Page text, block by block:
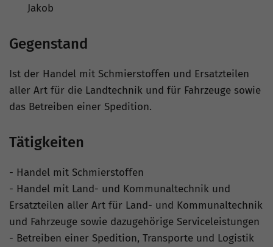
Jakob
Gegenstand
Ist der Handel mit Schmierstoffen und Ersatzteilen
aller Art für die Landtechnik und für Fahrzeuge sowie
das Betreiben einer Spedition.
Tätigkeiten
- Handel mit Schmierstoffen
- Handel mit Land- und Kommunaltechnik und
Ersatzteilen aller Art für Land- und Kommunaltechnik
und Fahrzeuge sowie dazugehörige Serviceleistungen
- Betreiben einer Spedition, Transporte und Logistik